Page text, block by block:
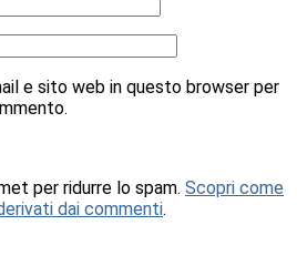
e sito web in questo browser per
per ridurre lo spam. Scopri come
dai commenti.